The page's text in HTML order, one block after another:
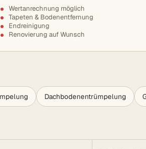
Wertanrechnung möglich
Tapeten & Bodenentfernung
Endreinigung
Renovierung auf Wunsch
Dachbodenentrümpelung